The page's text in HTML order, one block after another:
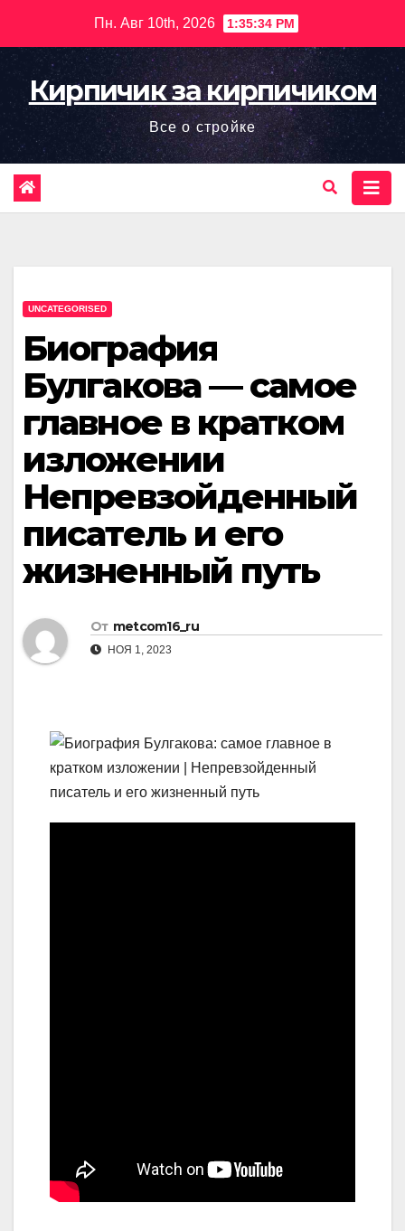
содержимому
Пн. Авг 10th, 2026 1:35:35 PM
Кирпичик за кирпичиком
Все о стройке
UNCATEGORISED
Биография
Булгакова — самое
главное в кратком
изложении
Непревзойденный
писатель и его
жизненный путь
От metcom16_ru
НОЯ 1, 2023